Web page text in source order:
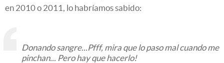
en 2010 o 2011, lo habríamos sabido:
Donando sangre...Pfff, mira que lo paso mal cuando me
pinchan... Pero hay que hacerlo!